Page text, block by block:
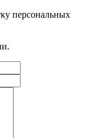
персональных